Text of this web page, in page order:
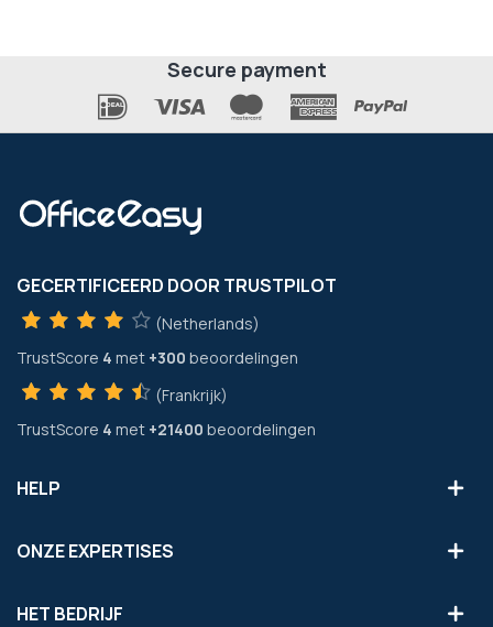
Secure payment
GECERTIFICEERD DOOR TRUSTPILOT
(Netherlands)
TrustScore 4 met +300 beoordelingen
(Frankrijk)
TrustScore 4 met +21400 beoordelingen
HELP
ONZE EXPERTISES
HET BEDRIJF